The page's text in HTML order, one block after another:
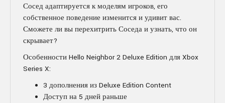
Сосед адаптируется к моделям игроков, его
собственное поведение изменится и удивит вас.
Сможете ли вы перехитрить Соседа и узнать, что он
скрывает?
Особенности Hello Neighbor 2 Deluxe Edition для Xbox
Series X:
3 дополнения из Deluxe Edition Content
Доступ на 5 дней раньше